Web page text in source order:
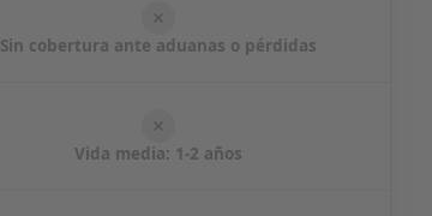
Sin cobertura ante aduanas o pérdidas
Vida media: 1-2 años